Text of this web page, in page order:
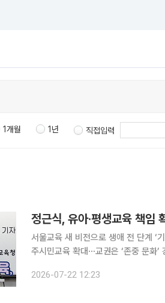
1개월 1년 직접입력
정근식, 유아·평생교육 책임
서울교육 새 비전으로 생애 전 단계 ‘
주시민교육 확대⋯교권은 ‘존중 문화’ 강조 정근식 서울시교육감이 유아교육부터 평생
아 무상교육과 학생 대중교통비 지원
2026-07-22 12:23